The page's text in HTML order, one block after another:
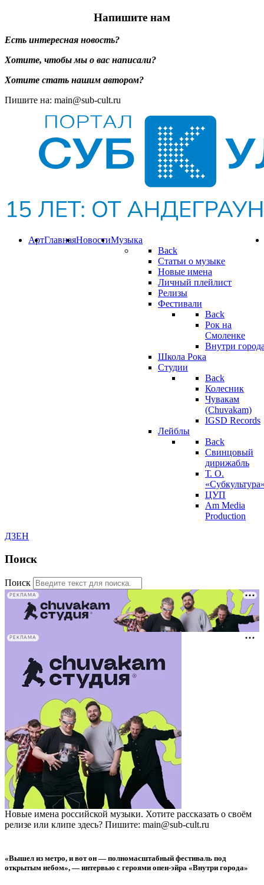
Напишите нам
Есть интересная новость?
Хотите, чтобы мы о вас написали?
Хотите стать нашим автором?
Пишите на: main@sub-cult.ru
Музыка
Back
Статьи о музыке
Новые имена
Личный плейлист
Релизы
Фестивали
Back
Рок на
Смоленке
Внутри
Школа Рока
Студии
Back
Колесник
Чувакам
(Chuvakam)
IGSD Records
Лейблы
Back
Свинцовый
дирижабль
Т. О.
ЦУП
Am Media
Production
Новости
Главная
Арт
ДЗЕН
Поиск
Поиск
РЕКЛАМА
РЕКЛАМА
Новые имена российской музыки. Хотите рассказать о своём
релизе или клипе здесь? Пишите: main@sub-cult.ru
«Вышел из метро, и вот он — полномасштабный фестиваль под
открытым небом», — интервью с героями опен-эйра «Внутри города»